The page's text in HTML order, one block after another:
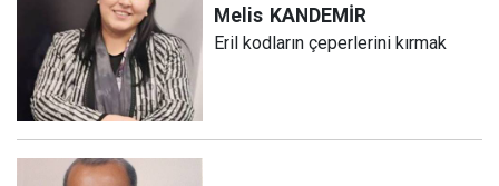
Melis KANDEMİR
Eril kodların çeperlerini kırmak